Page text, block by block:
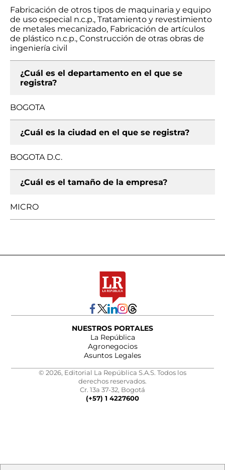
Fabricación de otros tipos de maquinaria y equipo
de uso especial n.c.p., Tratamiento y revestimiento
de metales mecanizado, Fabricación de artículos
de plástico n.c.p., Construcción de otras obras de
ingeniería civil
¿Cuál es el departamento en el que se
registra?
BOGOTA
¿Cuál es la ciudad en el que se registra?
BOGOTA D.C.
¿Cuál es el tamaño de la empresa?
MICRO
NUESTROS PORTALES
La República
Agronegocios
Asuntos Legales
© 2026, Editorial La República S.A.S. Todos los
derechos reservados.
Cr. 13a 37-32, Bogotá
(+57) 1 4227600